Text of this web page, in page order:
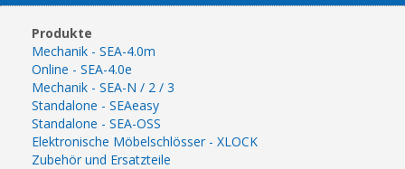
Produkte
Mechanik - SEA-4.0m
Online - SEA-4.0e
Mechanik - SEA-N / 2 / 3
Standalone - SEAeasy
Standalone - SEA-OSS
Elektronische Möbelschlösser - XLOCK
Zubehör und Ersatzteile